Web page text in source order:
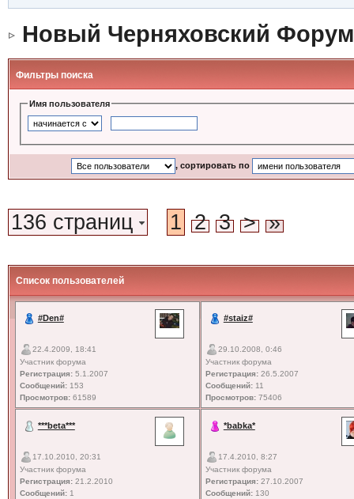
Новый Черняховский Форум
Фильтры поиска
Имя пользователя
, сортировать по
136 страниц 1 2 3 > »
Список пользователей
#Den#
22.4.2009, 18:41
Участник форума
Регистрация:5.1.2007
Сообщений:153
Просмотров:61589
#staiz#
29.10.2008, 0:46
Участник форума
Регистрация:26.5.2007
Сообщений:11
Просмотров:75406
***beta***
17.10.2010, 20:31
Участник форума
Регистрация:21.2.2010
Сообщений:1
*babka*
17.4.2010, 8:27
Участник форума
Регистрация:27.10.2007
Сообщений:130